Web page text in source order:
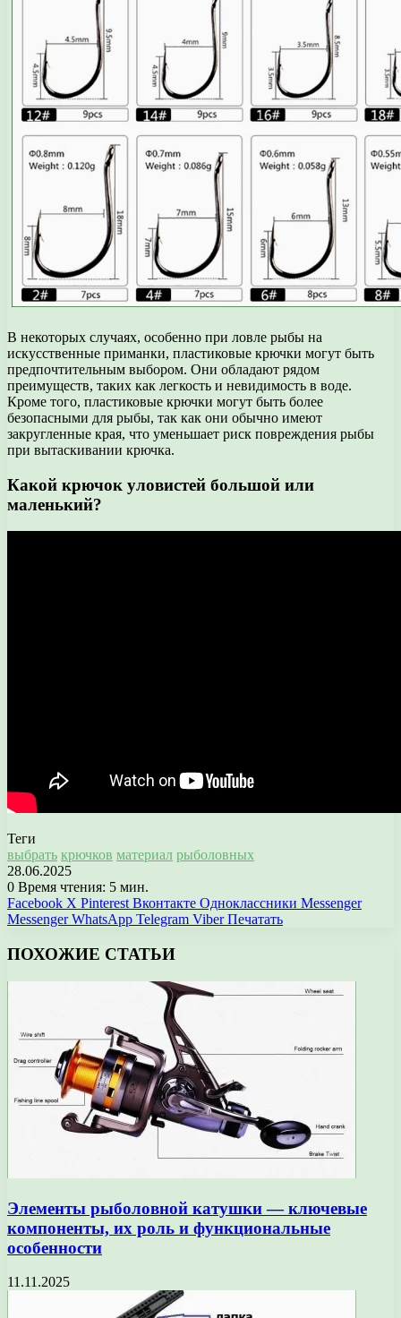
В некоторых случаях, особенно при ловле рыбы на
искусственные приманки, пластиковые крючки могут быть
предпочтительным выбором. Они обладают рядом
преимуществ, таких как легкость и невидимость в воде.
Кроме того, пластиковые крючки могут быть более
безопасными для рыбы, так как они обычно имеют
закругленные края, что уменьшает риск повреждения рыбы
при вытаскивании крючка.
Какой крючок уловистей большой или
маленький?
Теги
выбрать крючков материал рыболовных
28.06.2025
0 Время чтения: 5 мин.
Facebook X Pinterest Вконтакте Одноклассники Messenger
Messenger WhatsApp Telegram Viber Печатать
ПОХОЖИЕ СТАТЬИ
Элементы рыболовной катушки — ключевые
компоненты, их роль и функциональные
особенности
11.11.2025